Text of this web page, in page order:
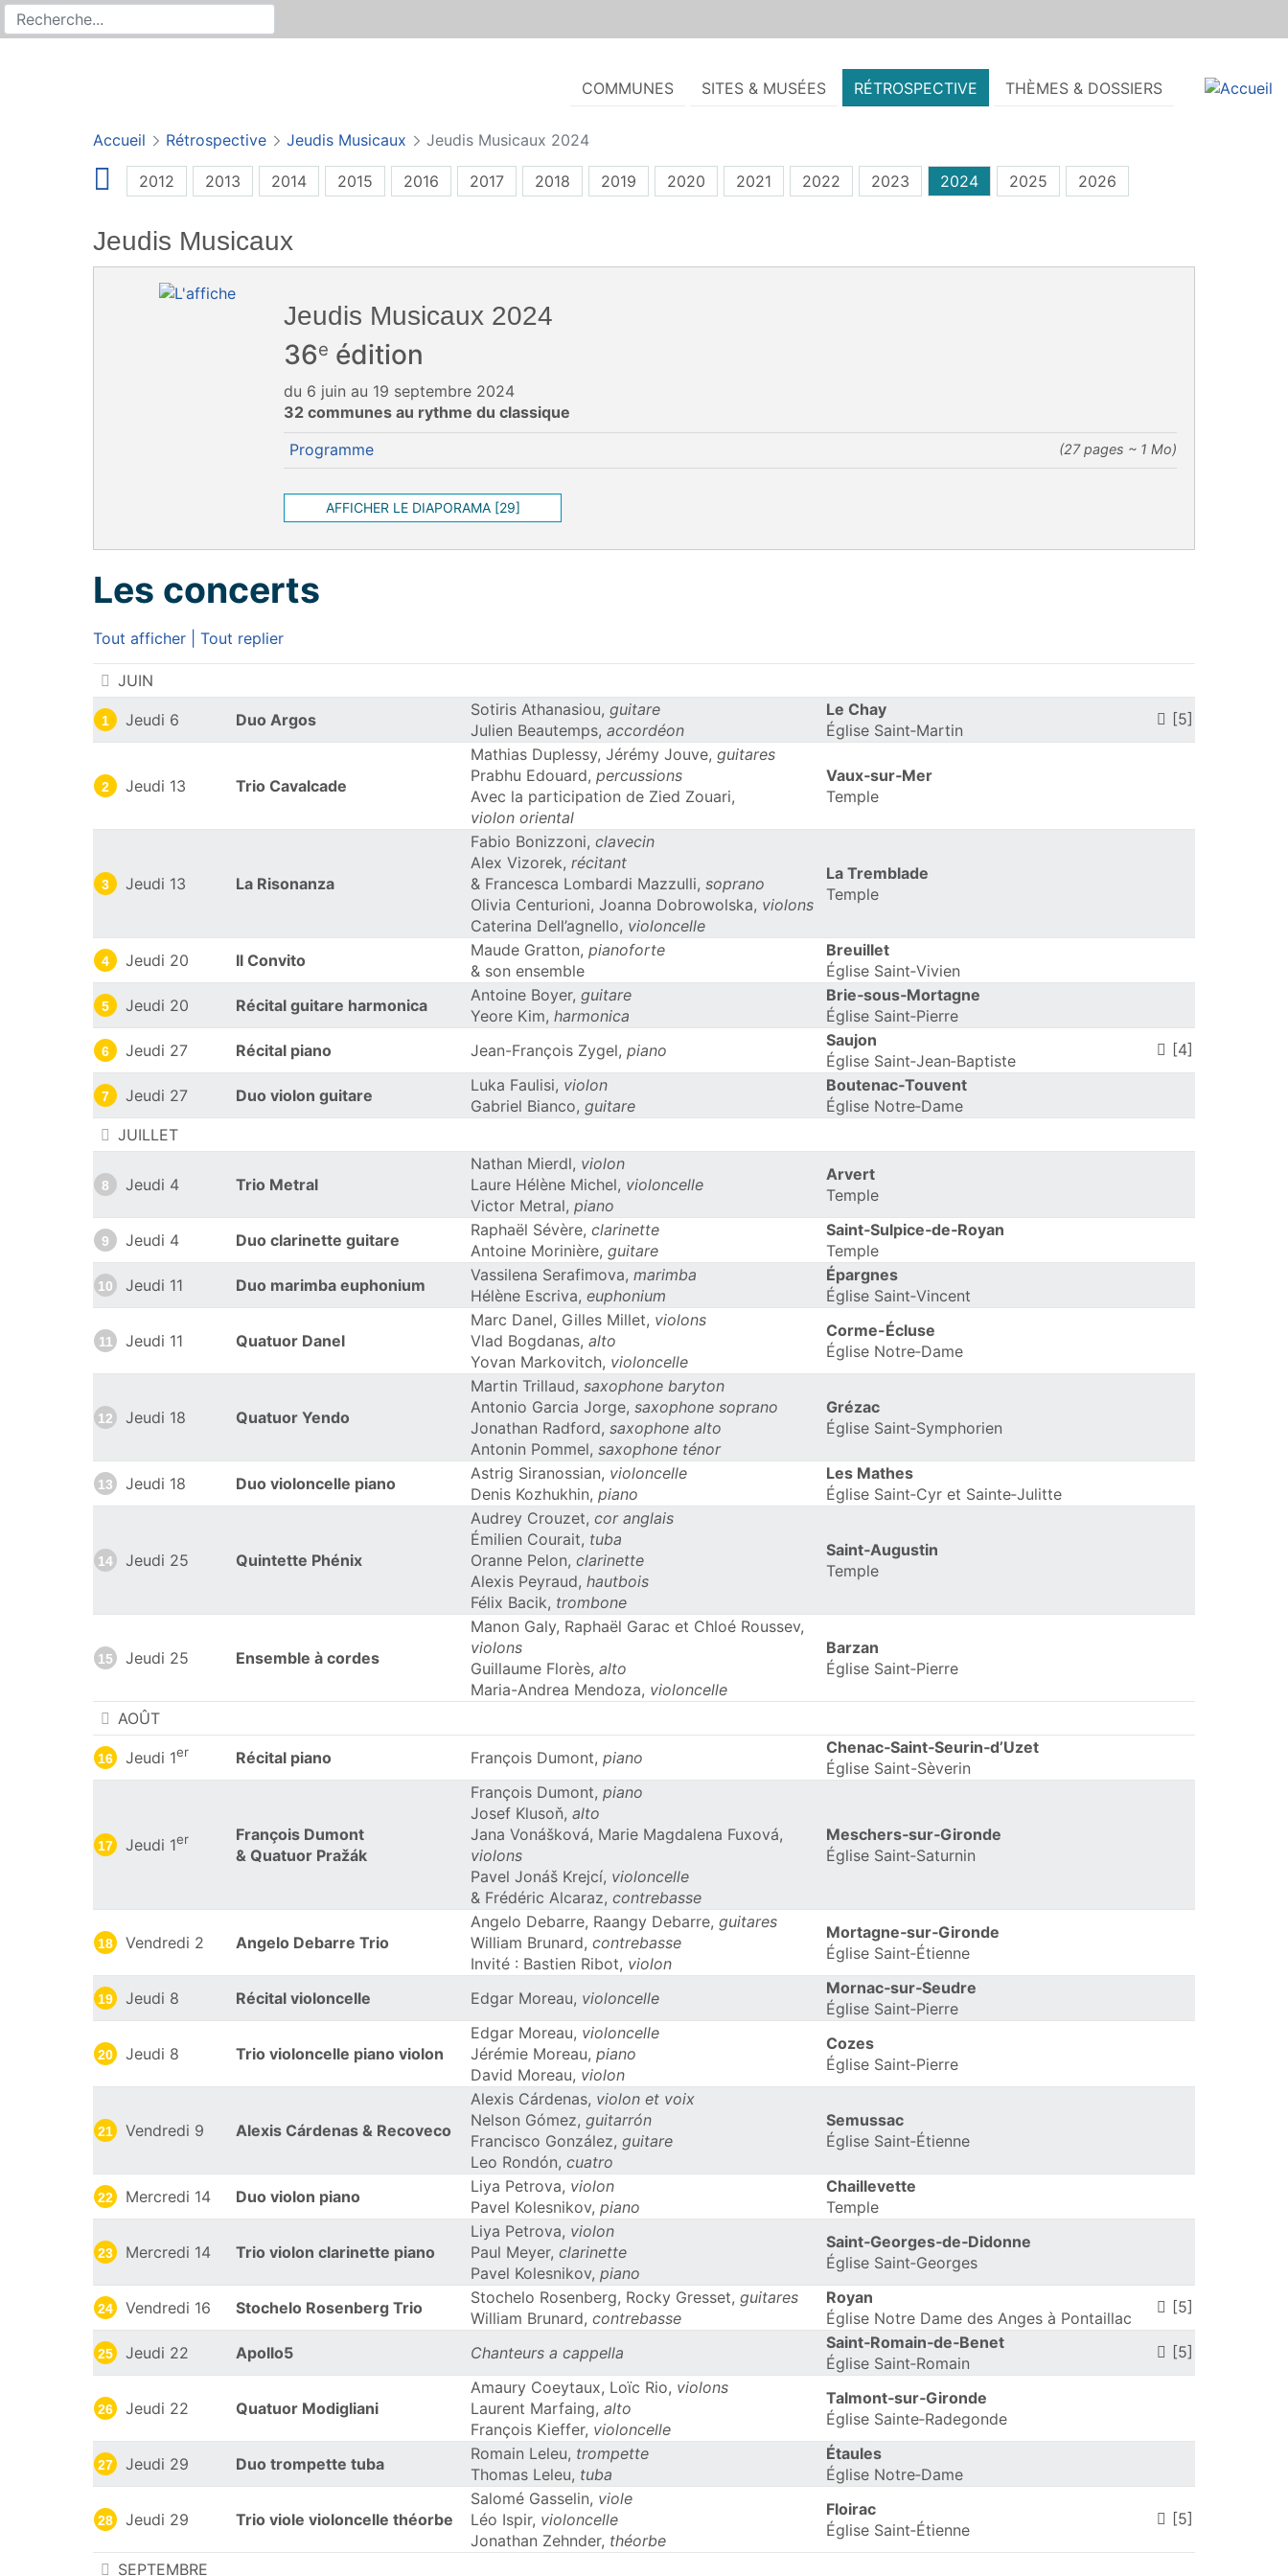
Recherche sur le site
Rechercher
COMMUNES SITES & MUSÉES RÉTROSPECTIVE THÈMES & DOSSIERS
Accueil Rétrospective Jeudis Musicaux Jeudis Musicaux 2024
2012 2013 2014 2015 2016 2017 2018 2019 2020 2021 2022 2023 2024 2025 2026
Jeudis Musicaux
Jeudis Musicaux 2024
36e édition
du 6 juin au 19 septembre 2024
32 communes au rythme du classique
(27 pages ~ 1 Mo)
Programme
AFFICHER LE DIAPORAMA [29]
Les concerts
Tout afficher
Tout replier
Les concerts
JUIN
1 Jeudi 6 Duo Argos
Sotiris Athanasiou, guitare
Julien Beautemps, accordéon
Le Chay
Église Saint‑Martin
[5]
2 Jeudi 13 Trio Cavalcade
Mathias Duplessy, Jérémy Jouve, guitares
Prabhu Edouard, percussions
Avec la participation de Zied Zouari,
violon oriental
Vaux‑sur‑Mer
Temple
3 Jeudi 13 La Risonanza
Fabio Bonizzoni, clavecin
Alex Vizorek, récitant
& Francesca Lombardi Mazzulli, soprano
Olivia Centurioni, Joanna Dobrowolska, violons
Caterina Dell’agnello, violoncelle
La Tremblade
Temple
4 Jeudi 20 Il Convito
Maude Gratton, pianoforte
& son ensemble
Breuillet
Église Saint‑Vivien
5 Jeudi 20 Récital guitare harmonica
Antoine Boyer, guitare
Yeore Kim, harmonica
Brie‑sous‑Mortagne
Église Saint‑Pierre
6 Jeudi 27 Récital piano Jean-François Zygel, piano
Saujon
Église Saint‑Jean‑Baptiste
[4]
7 Jeudi 27 Duo violon guitare
Luka Faulisi, violon
Gabriel Bianco, guitare
Boutenac‑Touvent
Église Notre‑Dame
JUILLET
8 Jeudi 4 Trio Metral
Nathan Mierdl, violon
Laure Hélène Michel, violoncelle
Victor Metral, piano
Arvert
Temple
9 Jeudi 4 Duo clarinette guitare
Raphaël Sévère, clarinette
Antoine Morinière, guitare
Saint‑Sulpice‑de‑Royan
Temple
10 Jeudi 11 Duo marimba euphonium
Vassilena Serafimova, marimba
Hélène Escriva, euphonium
Épargnes
Église Saint‑Vincent
11 Jeudi 11 Quatuor Danel
Marc Danel, Gilles Millet, violons
Vlad Bogdanas, alto
Yovan Markovitch, violoncelle
Corme-Écluse
Église Notre‑Dame
12 Jeudi 18 Quatuor Yendo
Martin Trillaud, saxophone baryton
Antonio Garcia Jorge, saxophone soprano
Jonathan Radford, saxophone alto
Antonin Pommel, saxophone ténor
Grézac
Église Saint‑Symphorien
13 Jeudi 18 Duo violoncelle piano
Astrig Siranossian, violoncelle
Denis Kozhukhin, piano
Les Mathes
Église Saint‑Cyr et Sainte‑Julitte
14 Jeudi 25 Quintette Phénix
Audrey Crouzet, cor anglais
Émilien Courait, tuba
Oranne Pelon, clarinette
Alexis Peyraud, hautbois
Félix Bacik, trombone
Saint‑Augustin
Temple
15 Jeudi 25 Ensemble à cordes
Manon Galy, Raphaël Garac et Chloé Roussev,
violons
Guillaume Florès, alto
Maria-Andrea Mendoza, violoncelle
Barzan
Église Saint‑Pierre
AOÛT
16 Jeudi 1er Récital piano François Dumont, piano
Chenac‑Saint‑Seurin‑d’Uzet
Église Saint-Sèverin
17 Jeudi 1er
François Dumont
& Quatuor Pražák
François Dumont, piano
Josef Klusoň, alto
Jana Vonášková, Marie Magdalena Fuxová,
violons
Pavel Jonáš Krejcí, violoncelle
& Frédéric Alcaraz, contrebasse
Meschers‑sur‑Gironde
Église Saint‑Saturnin
18 Vendredi 2 Angelo Debarre Trio
Angelo Debarre, Raangy Debarre, guitares
William Brunard, contrebasse
Invité : Bastien Ribot, violon
Mortagne‑sur‑Gironde
Église Saint‑Étienne
19 Jeudi 8 Récital violoncelle Edgar Moreau, violoncelle
Mornac‑sur‑Seudre
Église Saint‑Pierre
20 Jeudi 8 Trio violoncelle piano violon
Edgar Moreau, violoncelle
Jérémie Moreau, piano
David Moreau, violon
Cozes
Église Saint‑Pierre
21 Vendredi 9 Alexis Cárdenas & Recoveco
Alexis Cárdenas, violon et voix
Nelson Gómez, guitarrón
Francisco González, guitare
Leo Rondón, cuatro
Semussac
Église Saint‑Étienne
22 Mercredi 14 Duo violon piano
Liya Petrova, violon
Pavel Kolesnikov, piano
Chaillevette
Temple
23 Mercredi 14 Trio violon clarinette piano
Liya Petrova, violon
Paul Meyer, clarinette
Pavel Kolesnikov, piano
Saint‑Georges‑de‑Didonne
Église Saint‑Georges
24 Vendredi 16 Stochelo Rosenberg Trio
Stochelo Rosenberg, Rocky Gresset, guitares
William Brunard, contrebasse
Royan
Église Notre Dame des Anges à Pontaillac
[5]
25 Jeudi 22 Apollo5 Chanteurs a cappella
Saint‑Romain‑de‑Benet
Église Saint‑Romain
[5]
26 Jeudi 22 Quatuor Modigliani
Amaury Coeytaux, Loïc Rio, violons
Laurent Marfaing, alto
François Kieffer, violoncelle
Talmont‑sur‑Gironde
Église Sainte‑Radegonde
27 Jeudi 29 Duo trompette tuba
Romain Leleu, trompette
Thomas Leleu, tuba
Étaules
Église Notre‑Dame
28 Jeudi 29 Trio viole violoncelle théorbe
Salomé Gasselin, viole
Léo Ispir, violoncelle
Jonathan Zehnder, théorbe
Floirac
Église Saint‑Étienne
[5]
SEPTEMBRE